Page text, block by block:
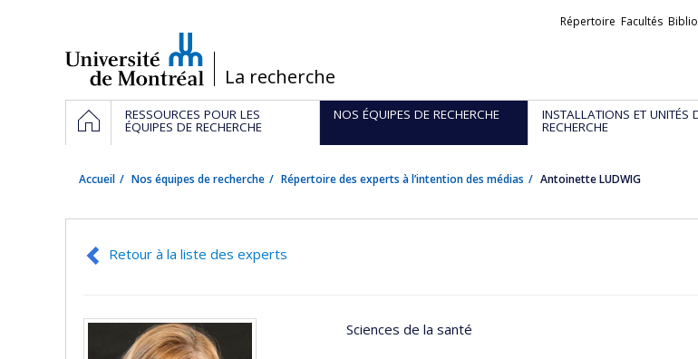
/La recherche
Liens
Répertoire Facultés
Navigation
principale
ACCUEILRESSOURCES POUR LES
ÉQUIPES DE RECHERCHE
NOS ÉQUIPES DE RECHERCHE INSTALLATIONS ET UNITÉS
RECHERCHE
Accueil Nos équipes de recherche Répertoire des experts à l’intention des médias Antoinette LUDWIG
Retour à la liste des experts
Sciences de la santé